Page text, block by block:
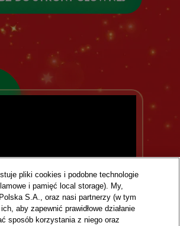
pliki cookies i podobne technologie
i pamięć local storage). My,
S.A., oraz nasi partnerzy (w tym
aby zapewnić prawidłowe działanie
sposób korzystania z niego oraz